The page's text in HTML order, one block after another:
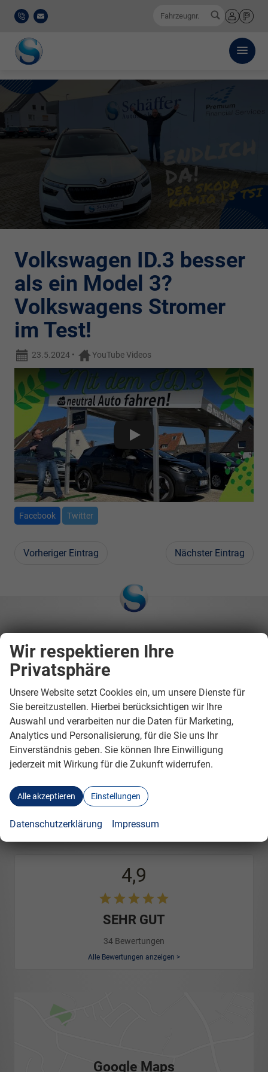
0521
911
777-
E-
Fahrzeugnr.
Anmelden
Merkliste
Volkswagen ID.3 besser
als ein Model 3?
Volkswagens Stromer
im Test!
23.5.2024 • YouTube Videos
Wiedergabe
Facebook Twitter
Vorheriger Eintrag Nächster Eintrag
H. Schäffer GmbH Automobile
Heeper Str. 253/259/261
33607 Bielefeld
Telefon:
+49 (0)521 / 911 777-0
Telefax: +49 (0)521 / 321 721
E-Mail:
info@auto-owl.de
Öffnungszeiten
4,9
SEHR GUT
34 Bewertungen
Alle Bewertungen anzeigen >
Google Maps
Wir respektieren Ihre
Privatsphäre
Unsere Website setzt Cookies ein, um unsere Dienste für
Sie bereitzustellen. Hierbei berücksichtigen wir Ihre
Auswahl und verarbeiten nur die Daten für Marketing,
Analytics und Personalisierung, für die Sie uns Ihr
Einverständnis geben. Sie können Ihre Einwilligung
jederzeit mit Wirkung für die Zukunft widerrufen.
Alle akzeptieren Einstellungen
Datenschutzerklärung Impressum